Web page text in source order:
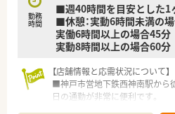
積極的な提案ができる方が活躍
勤務
時間
■週40時間を目安とした1
■休憩：実動6時間未満の
実働6時間以上の場合45分
実動8時間以上の場合60分
【店舗情報と応需状況について】
■神戸市営地下鉄西神南駅から
日の通勤が非常に便利です。